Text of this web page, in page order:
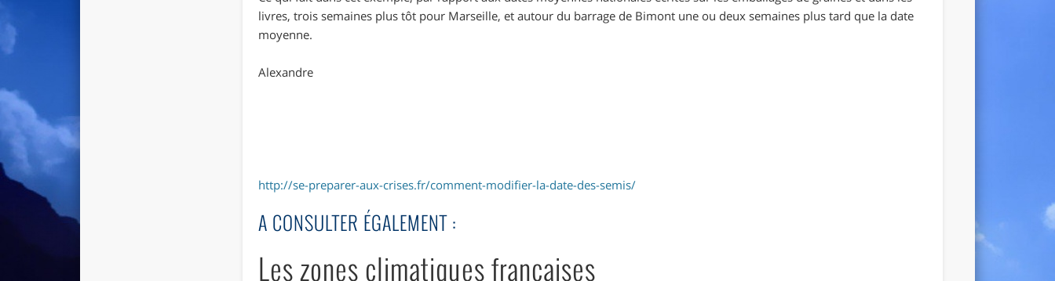
livres, trois semaines plus tôt pour Marseille, et autour du barrage de Bimont une ou deux semaines plus tard que la date
moyenne.
Alexandre
http://se-preparer-aux-crises.fr/comment-modifier-la-date-des-semis/
A CONSULTER ÉGALEMENT :
Les zones climatiques françaises